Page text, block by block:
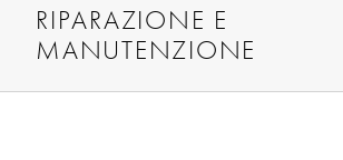
RIPARAZIONE E
MANUTENZIONE